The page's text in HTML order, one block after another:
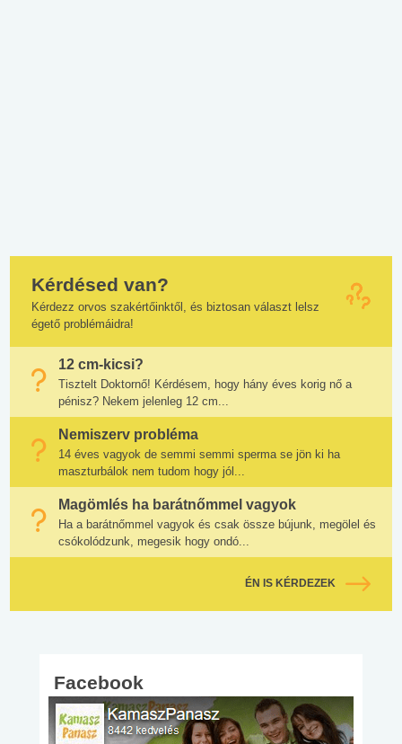
Kérdésed van?
Kérdezz orvos szakértőinktől, és biztosan választ lelsz
égető problémáidra!
12 cm-kicsi?
Tisztelt Doktornő! Kérdésem, hogy hány éves korig nő a
pénisz? Nekem jelenleg 12 cm...
Nemiszerv probléma
14 éves vagyok de semmi semmi sperma se jön ki ha
maszturbálok nem tudom hogy jól...
Magömlés ha barátnőmmel vagyok
Ha a barátnőmmel vagyok és csak össze bújunk, megölel és
csókolódzunk, megesik hogy ondó...
ÉN IS KÉRDEZEK
Facebook